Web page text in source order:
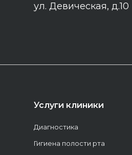
ул. Девическая, д.10
Услуги клиники
Диагностика
Гигиена полости рта